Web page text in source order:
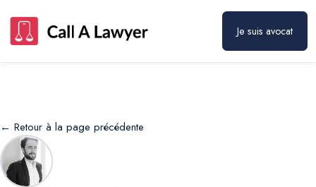
Je suis avocat
← Retour à la page précédente